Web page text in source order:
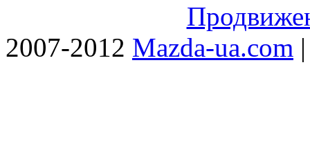
2007-2012 Mazda-ua.com